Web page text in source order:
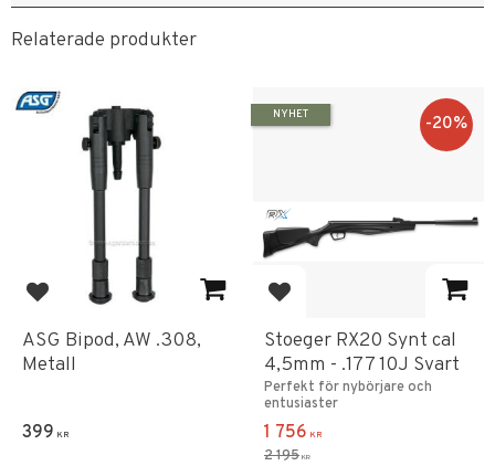
Relaterade produkter
Lägg till i favoriter
ASG Bipod, AW .308,
Metall
399 KR
Lägg till i favoriter
Stoeger RX20 Synt cal
4,5mm - .177 10J Svart
Perfekt för nybörjare och
entusiaster
1 756 KR
2 195 KR
20%
NYHET